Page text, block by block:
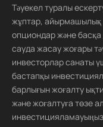
Тәуекел туралы
жұптар, айырмашылық
опциондар және
сауда жасау жоғары
инвесторлар санаты
бастапқы
барлығын жоғалту
және жоғалтуға төзе